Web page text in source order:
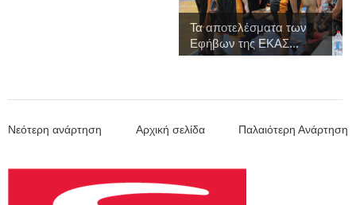
Τα αποτελέσματα των
Εφήβων της ΕΚΑΣ...
Νεότερη ανάρτηση Παλαιότερη Ανάρτηση
Αρχική σελίδα